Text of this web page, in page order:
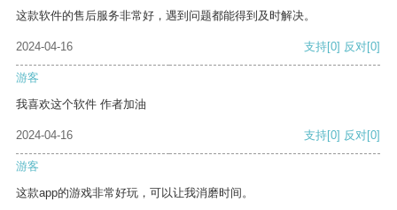
这款软件的售后服务非常好，遇到问题都能得到及时解决。
2024-04-16 支持[0] 反对[0]
游客
我喜欢这个软件 作者加油
2024-04-16 支持[0] 反对[0]
游客
这款app的游戏非常好玩，可以让我消磨时间。